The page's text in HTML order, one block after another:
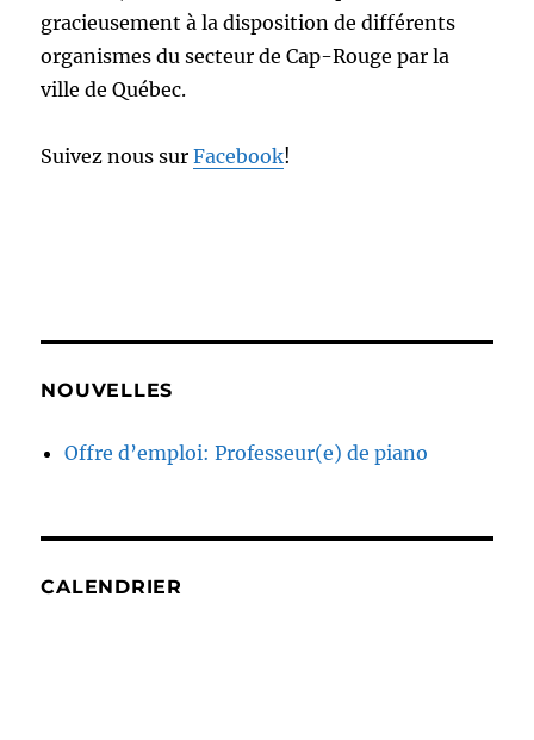
gracieusement à la disposition de différents
organismes du secteur de Cap-Rouge par la
ville de Québec.
Suivez nous surFacebook!
NOUVELLES
Offre d’emploi: Professeur(e) de piano
CALENDRIER